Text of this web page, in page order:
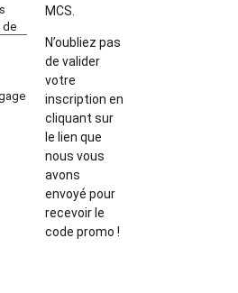
de
MCS.
N’oubliez pas
de valider
votre
inscription en
cliquant sur
le lien que
nous vous
avons
envoyé pour
recevoir le
code promo !